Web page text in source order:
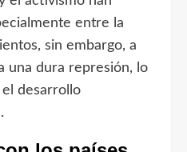
entre la
sin embargo, a
una dura represión, lo
desarrollo